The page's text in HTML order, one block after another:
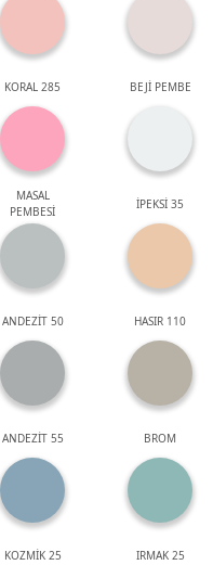
KORAL 285 BEJİ PEMBE
MASAL
PEMBESİ
İPEKSİ 35
ANDEZİT 50 HASIR 110
ANDEZİT 55 BROM
KOZMİK 25 IRMAK 25